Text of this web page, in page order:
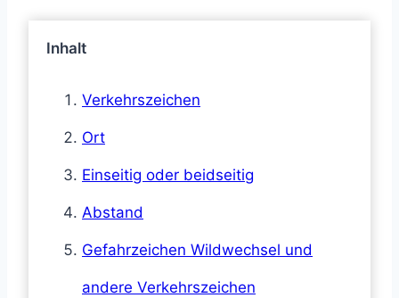
Inhalt
Verkehrszeichen
Ort
Einseitig oder beidseitig
Abstand
Gefahrzeichen Wildwechsel und
andere Verkehrszeichen